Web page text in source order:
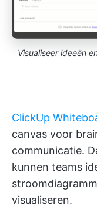
Visualiseer ideeën
ClickUp
canvas voor
communicatie.
kunnen teams
visualiseren.